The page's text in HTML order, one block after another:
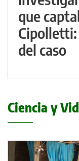
que
del caso
Ciencia y